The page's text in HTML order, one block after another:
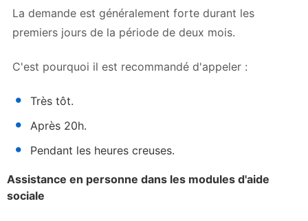
La demande est généralement forte durant les
premiers jours de la période de deux mois.
C'est pourquoi il est recommandé d'appeler :
Très tôt.
Après 20h.
Pendant les heures creuses.
Assistance en personne dans les modules d'aide
sociale